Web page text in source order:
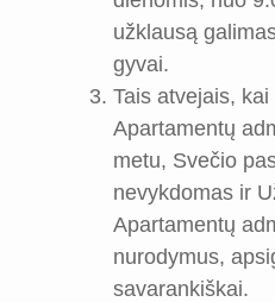
užklausą
gyvai.
Tais atvejais,
Apartamentų
metu, Svečio
nevykdomas ir
Apartamentų
nurodymus,
savarankiškai.